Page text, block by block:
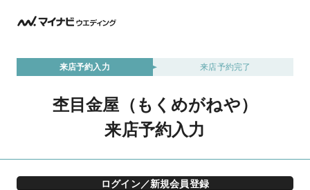
来店予約入力 来店予約完了
杢目金屋（もくめがねや）
来店予約入力
ログイン／新規会員登録